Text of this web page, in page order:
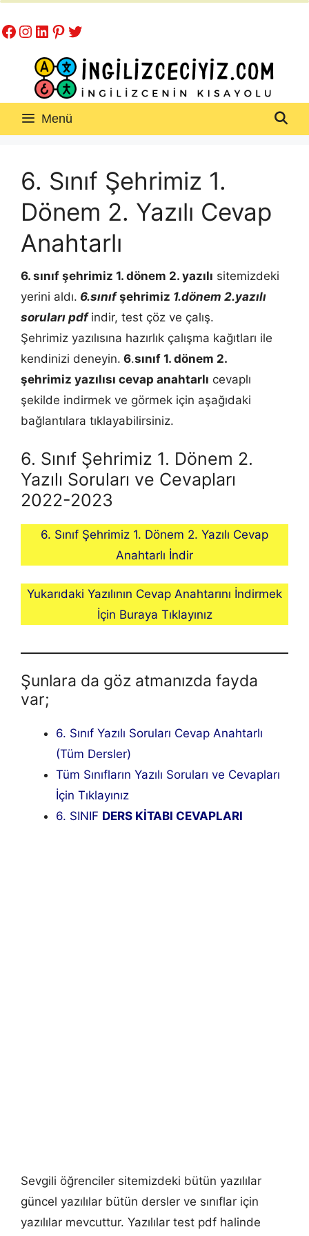
atla
Facebook
Instagram
LinkedIn
Pinterest
Twitter
Menü
6. Sınıf Şehrimiz 1.
Dönem 2. Yazılı Cevap
Anahtarlı
6. sınıf şehrimiz 1. dönem 2. yazılı sitemizdeki
yerini aldı. 6.sınıfşehrimiz 1.dönem 2.yazılı
soruları pdf indir, test çöz ve çalış.
Şehrimiz yazılısına hazırlık çalışma kağıtları ile
kendinizi deneyin. 6.sınıf 1. dönem 2.
şehrimiz yazılısı cevap anahtarlı cevaplı
şekilde indirmek ve görmek için aşağıdaki
bağlantılara tıklayabilirsiniz.
6. Sınıf Şehrimiz 1. Dönem 2.
Yazılı Soruları ve Cevapları
2022-2023
6. Sınıf Şehrimiz 1. Dönem 2. Yazılı Cevap
Anahtarlı İndir
Yukarıdaki Yazılının Cevap Anahtarını İndirmek
İçin Buraya Tıklayınız
Şunlara da göz atmanızda fayda
var;
6. Sınıf Yazılı Soruları Cevap Anahtarlı
(Tüm Dersler)
Tüm Sınıfların Yazılı Soruları ve Cevapları
İçin Tıklayınız
6. SINIF DERS KİTABI CEVAPLARI
Sevgili öğrenciler sitemizdeki bütün yazılılar
güncel yazılılar bütün dersler ve sınıflar için
yazılılar mevcuttur. Yazılılar test pdf halinde